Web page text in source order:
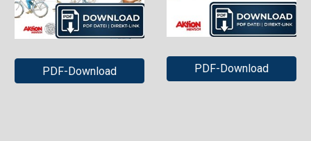
PDF-Download PDF-Download